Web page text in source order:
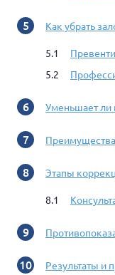
Как убрать
Уменьшает ли
Этапы
Результаты и